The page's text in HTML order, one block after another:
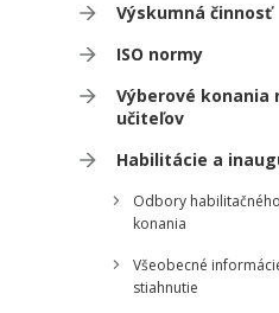
Výskumná činnosť
ISO normy
Výberové konania
učiteľov
Habilitácie a
Odbory
konania
Všeobecné
stiahnutie